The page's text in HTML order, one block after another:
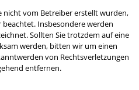
nicht vom Betreiber erstellt wurden,
Insbesondere werden
Sollten Sie trotzdem auf eine
werden, bitten wir um einen
von Rechtsverletzungen
entfernen.